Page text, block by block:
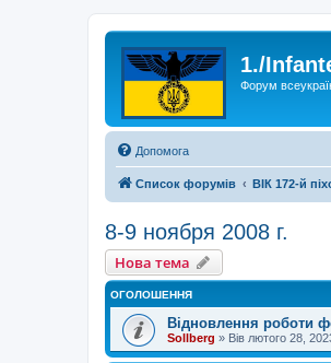
1./
Форум
Допомога
Список форумів ВІК 172-й
8-9 ноября 2008 г.
Нова тема
ОГОЛОШЕННЯ
Відновлення роботи
Sollberg » Вів лютого 28,